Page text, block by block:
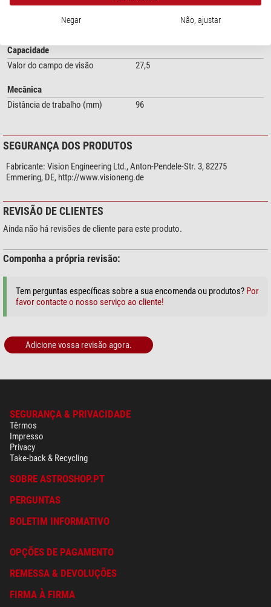
Capacidade
Valor do campo de visão
27,5
Mecânica
Distância de trabalho (mm)
96
SEGURANÇA DOS PRODUTOS
Fabricante: Vision Engineering Ltd., Anton-Pendele-Str. 3, 82275
Emmering, DE, http://www.visioneng.de
REVISÃO DE CLIENTES
Ainda não há revisões de cliente para este produto.
Componha a própria revisão:
Tem perguntas específicas sobre a sua encomenda ou produtos? Por
favor contacte o nosso serviço ao cliente!
Adicione vossa revisão agora.
SEGURANÇA & PRIVACIDADE
Têrmos
Impresso
Privacy
Take-back & Recycling
SOBRE ASTROSHOP.PT
PERGUNTAS
BOLETIM INFORMATIVO
OPÇÕES DE PAGAMENTO
REMESSA & DEVOLUÇÕES
FIRMA À FIRMA
Negar Não, ajustar